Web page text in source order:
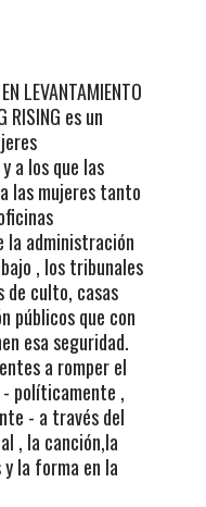
LEVANTAMIENTO
RISING es un
a los que las
las mujeres tanto
la administración
, los tribunales
de culto, casas
públicos que con
esa seguridad.
a romper el
políticamente ,
- a través del
, la canción,la
la forma en la